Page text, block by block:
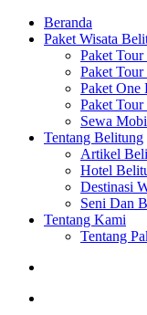
Beranda
Paket Wisata
Paket
Paket
Paket One
Paket
Sewa
Tentang Belitung
Artikel
Hotel
Destinasi
Seni Dan
Tentang Kami
Tentang